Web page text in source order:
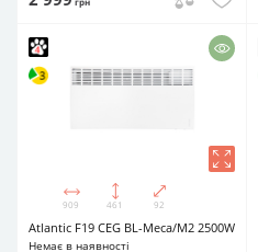
909 461 92
Atlantic F19 CEG BL-Meca/M2 2500W
Немає в наявності